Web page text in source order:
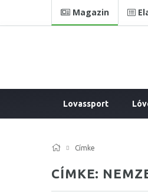
Magazin
Lovassport
Címke
CÍMKE: